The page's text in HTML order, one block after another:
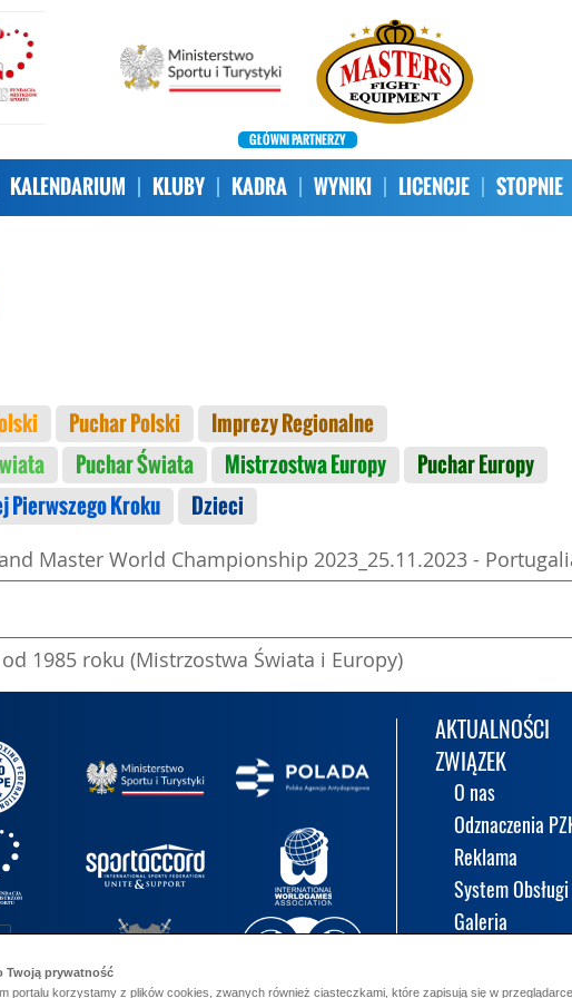
GŁÓWNI PARTNERZY
KALENDARIUM KLUBY KADRA WYNIKI LICENCJE STOPNIE
Puchar Polski
Imprezy Regionalne
Puchar Świata Mistrzostwa Europy
Puchar Europy
Pierwszego Kroku Dzieci
Master World Championship 2023_25.11.2023 -
1985 roku (Mistrzostwa Świata i Europy)
AKTUALNOŚCI
ZWIĄZEK
O nas
Odznaczenia
Reklama
System
Galeria
Twoją prywatność
portalu korzystamy z plików cookies, zwanych również ciasteczkami, które zapisują się w